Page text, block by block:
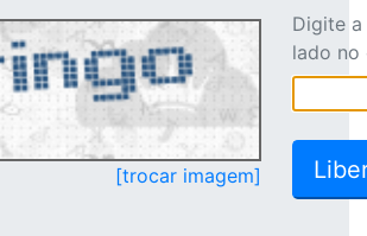
[trocar imagem]
Digite
lado no